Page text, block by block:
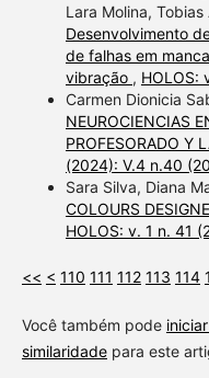
Lara Molina,
Desenvolvimento
de falhas em
vibração , HOLOS:
Carmen Dionicia
NEUROCIENCIAS
PROFESORADO Y
(2024): V.4 n.40
Sara Silva, Diana
COLOURS
HOLOS: v. 1 n. 41
<< < 110 111 112 113 114
Você também pode
similaridadepara este